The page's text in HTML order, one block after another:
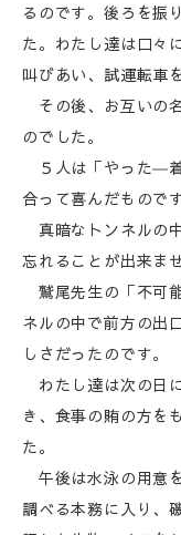
るのです。後ろを振
た。わたし達は口々
叫びあい、試運転車
その後、お互いの
のでした。
５人は「やった―
合って喜んだものです
真暗なトンネルの
忘れることが出来ませ
鷲尾先生の「不可
ネルの中で前方の出
しさだったのです。
わたし達は次の日
き、食事の賄の方を
た。
午後は水泳の用意
調べる本務に入り、